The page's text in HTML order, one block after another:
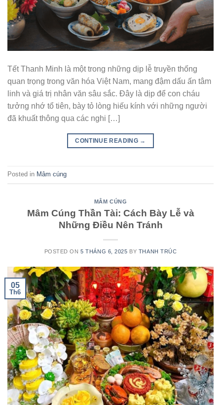
Tết Thanh Minh là một trong những dịp lễ truyền thống
quan trọng trong văn hóa Việt Nam, mang đậm dấu ấn tâm
linh và giá trị nhân văn sâu sắc. Đây là dịp để con cháu
tưởng nhớ tổ tiên, bày tỏ lòng hiếu kính với những người
đã khuất thông qua các nghi […]
CONTINUE READING →
Posted in Mâm cúng
MÂM CÚNG
Mâm Cúng Thần Tài: Cách Bày Lễ và
Những Điều Nên Tránh
POSTED ON5 THÁNG 6, 2025 BY THANH TRÚC
05
Th6